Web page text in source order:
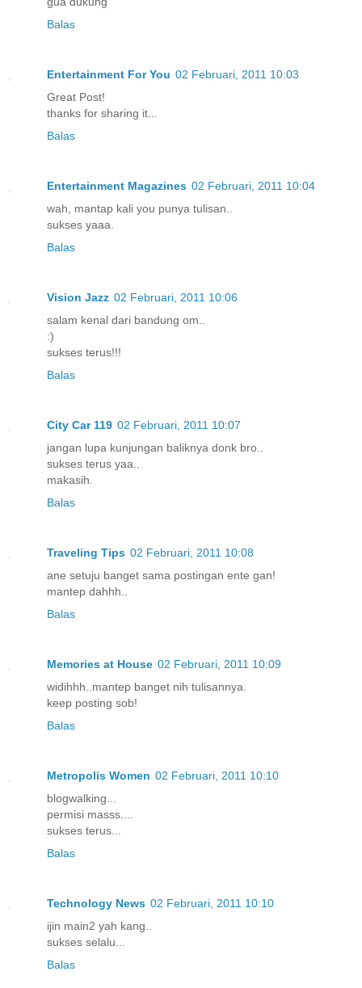
Balas
Entertainment For You 02 Februari, 2011 10:03
Great Post!
thanks for sharing it...
Balas
Entertainment Magazines 02 Februari, 2011 10:04
wah, mantap kali you punya tulisan..
sukses yaaa.
Balas
Vision Jazz 02 Februari, 2011 10:06
salam kenal dari bandung om..
:)
sukses terus!!!
Balas
City Car 119 02 Februari, 2011 10:07
jangan lupa kunjungan baliknya donk bro..
sukses terus yaa..
makasih.
Balas
Traveling Tips 02 Februari, 2011 10:08
ane setuju banget sama postingan ente gan!
mantep dahhh..
Balas
Memories at House 02 Februari, 2011 10:09
widihhh..mantep banget nih tulisannya.
keep posting sob!
Balas
Metropolis Women 02 Februari, 2011 10:10
blogwalking...
permisi masss....
sukses terus...
Balas
Technology News 02 Februari, 2011 10:10
ijin main2 yah kang..
sukses selalu...
Balas